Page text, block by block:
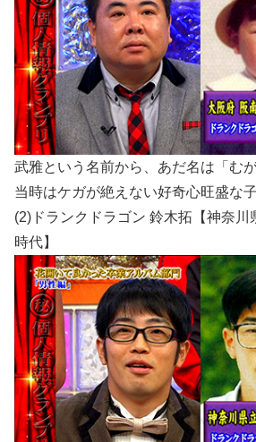
武雅という名前から、あだ名は「むが
当時はケガが絶えない好奇心旺盛な
(2)ドランクドラゴン 鈴木拓【神奈川
時代】